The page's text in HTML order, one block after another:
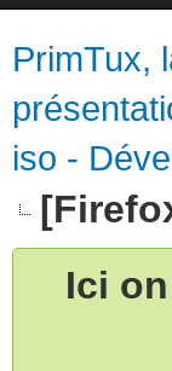
PrimTux,
iso -
Ici